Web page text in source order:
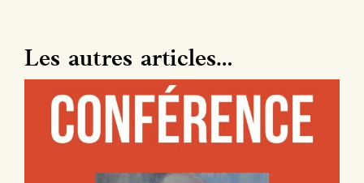
Les autres articles…